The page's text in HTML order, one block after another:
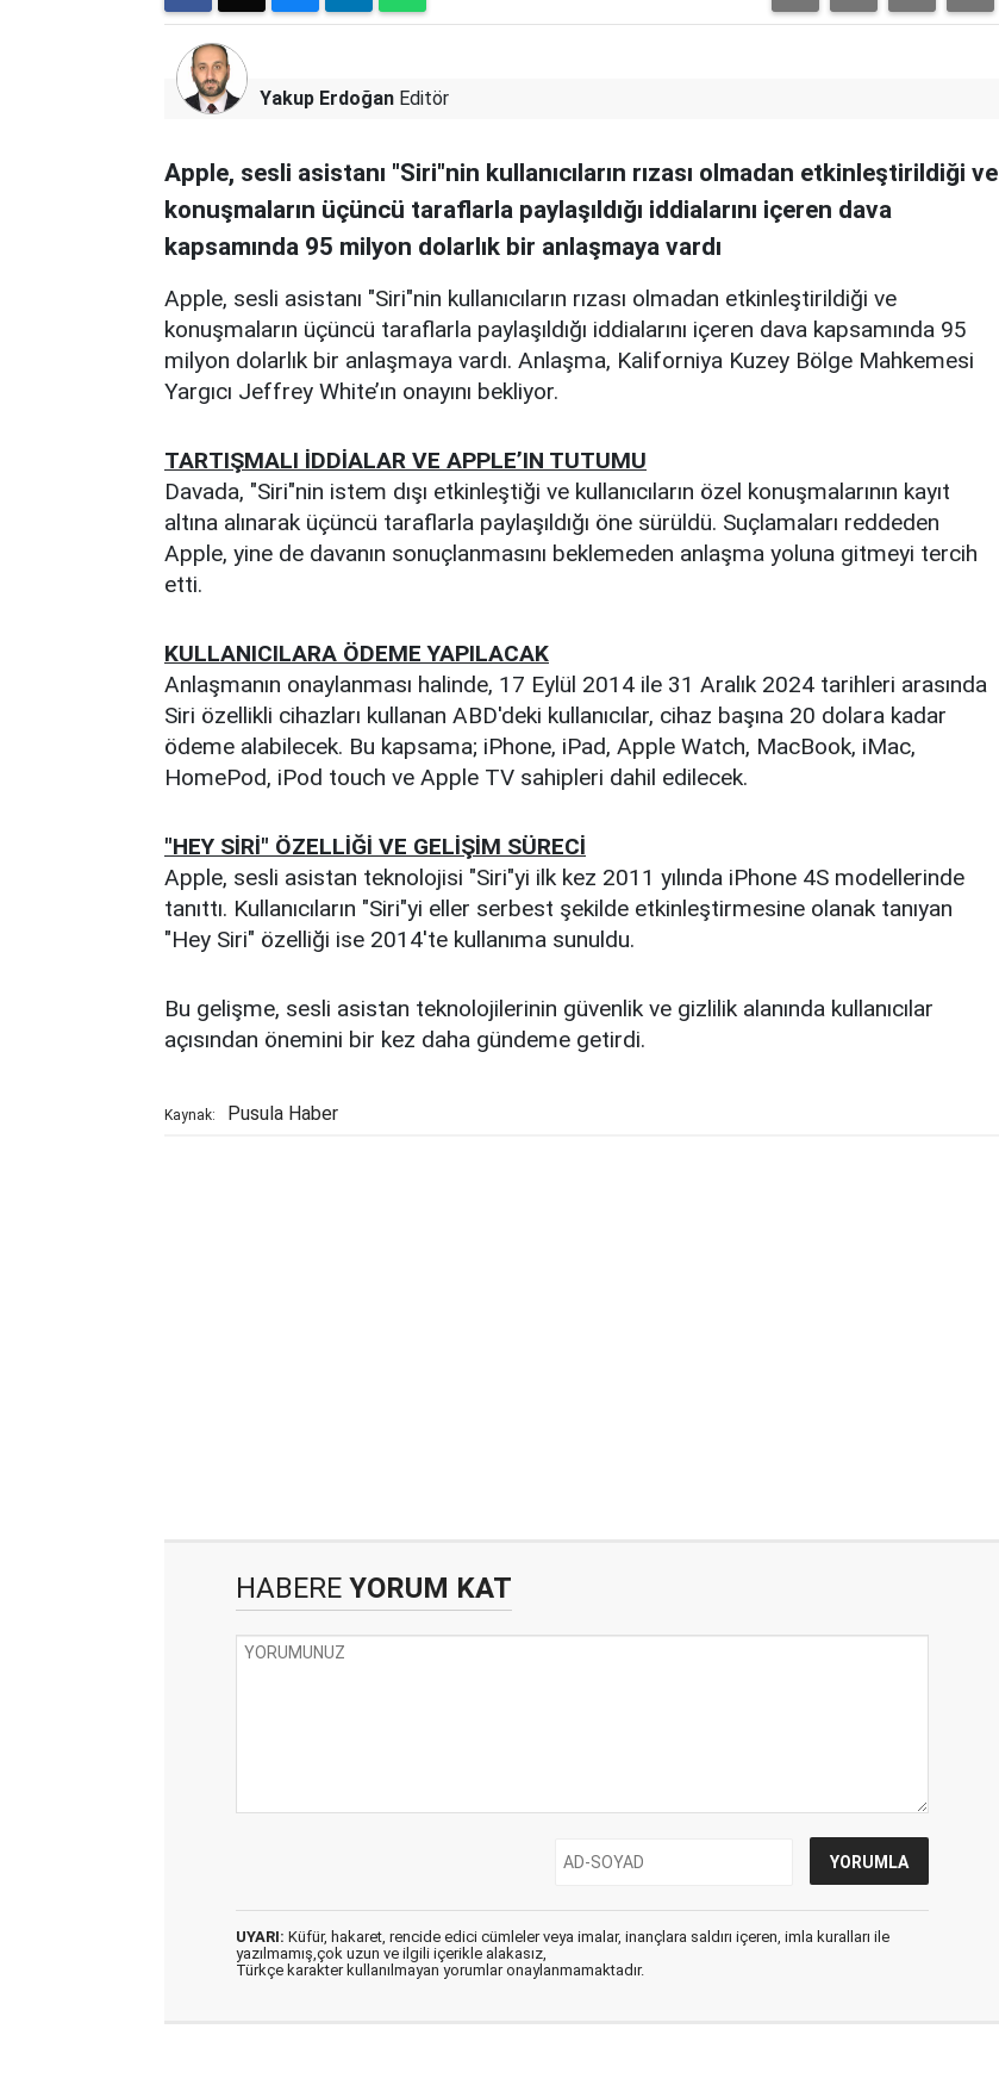
Yakup Erdoğan Editör
Apple, sesli asistanı "Siri"nin kullanıcıların rızası olmadan etkinleştirildiği ve
konuşmaların üçüncü taraflarla paylaşıldığı iddialarını içeren dava
kapsamında 95 milyon dolarlık bir anlaşmaya vardı
Apple, sesli asistanı "Siri"nin kullanıcıların rızası olmadan etkinleştirildiği ve
konuşmaların üçüncü taraflarla paylaşıldığı iddialarını içeren dava kapsamında 95
milyon dolarlık bir anlaşmaya vardı. Anlaşma, Kaliforniya Kuzey Bölge Mahkemesi
Yargıcı Jeffrey White’ın onayını bekliyor.
TARTIŞMALI İDDİALAR VE APPLE’IN TUTUMU
Davada, "Siri"nin istem dışı etkinleştiği ve kullanıcıların özel konuşmalarının kayıt
altına alınarak üçüncü taraflarla paylaşıldığı öne sürüldü. Suçlamaları reddeden
Apple, yine de davanın sonuçlanmasını beklemeden anlaşma yoluna gitmeyi tercih
etti.
KULLANICILARA ÖDEME YAPILACAK
Anlaşmanın onaylanması halinde, 17 Eylül 2014 ile 31 Aralık 2024 tarihleri arasında
Siri özellikli cihazları kullanan ABD'deki kullanıcılar, cihaz başına 20 dolara kadar
ödeme alabilecek. Bu kapsama; iPhone, iPad, Apple Watch, MacBook, iMac,
HomePod, iPod touch ve Apple TV sahipleri dahil edilecek.
"HEY SİRİ" ÖZELLİĞİ VE GELİŞİM SÜRECİ
Apple, sesli asistan teknolojisi "Siri"yi ilk kez 2011 yılında iPhone 4S modellerinde
tanıttı. Kullanıcıların "Siri"yi eller serbest şekilde etkinleştirmesine olanak tanıyan
"Hey Siri" özelliği ise 2014'te kullanıma sunuldu.
Bu gelişme, sesli asistan teknolojilerinin güvenlik ve gizlilik alanında kullanıcılar
açısından önemini bir kez daha gündeme getirdi.
Kaynak: Pusula Haber
HABERE YORUM KAT
UYARI: Küfür, hakaret, rencide edici cümleler veya imalar, inançlara saldırı içeren, imla kuralları ile
yazılmamış,çok uzun ve ilgili içerikle alakasız,
Türkçe karakter kullanılmayan yorumlar onaylanmamaktadır.